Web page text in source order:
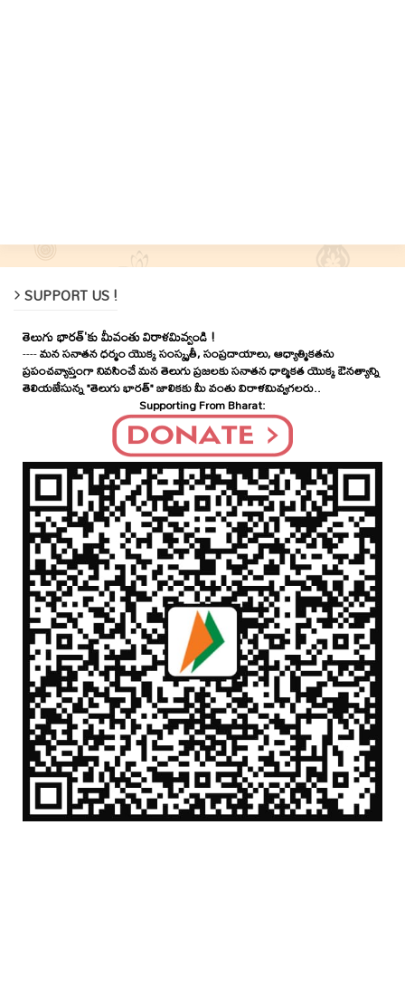
SUPPORT US !
తెలుగు భారత్'కు మీవంతు విరాళమివ్వండి !
----మన సనాతన ధర్మం యొక్క సంస్కృతీ, సంప్రదాయాలు, ఆధ్యాత్మికతను
ప్రపంచవ్యాప్తంగా నివసించే మన తెలుగు ప్రజలకు సనాతన ధార్మికత యొక్క ఔనత్యాన్ని
తెలియజేసున్న "తెలుగు భారత్" జాలికకు మీ వంతు విరాళమివ్వగలరు..
Supporting From Bharat: